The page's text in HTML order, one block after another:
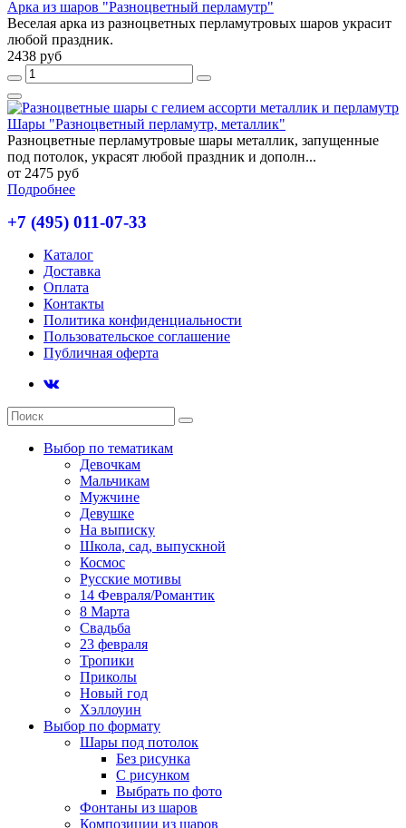
Арка из шаров "Разноцветный перламутр"
Веселая арка из разноцветных перламутровых шаров украсит
любой праздник.
2438 руб
Шары "Разноцветный перламутр, металлик"
Разноцветные перламутровые шары металлик, запущенные
под потолок, украсят любой праздник и дополн...
от 2475 руб
Подробнее
+7 (495) 011-07-33
Каталог
Доставка
Оплата
Контакты
Политика конфиденциальности
Пользовательское соглашение
Публичная оферта
Выбор по тематикам
Девочкам
Мальчикам
Мужчине
Девушке
На выписку
Школа, сад, выпускной
Космос
Русские мотивы
14 Февраля/Романтик
8 Марта
Свадьба
23 февраля
Тропики
Приколы
Новый год
Хэллоуин
Выбор по формату
Шары под потолок
Без рисунка
С рисунком
Выбрать по фото
Фонтаны из шаров
Композиции из шаров